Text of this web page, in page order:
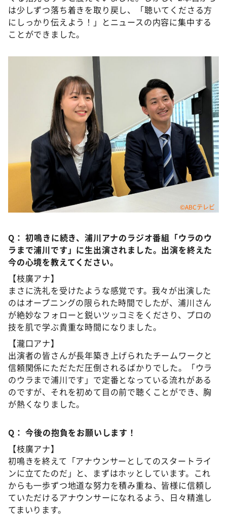
は少しずつ落ち着きを取り戻し、「聴いてくださる方
にしっかり伝えよう！」とニュースの内容に集中する
ことができました。
©ABCテレビ
Q： 初鳴きに続き、浦川アナのラジオ番組「ウラのウ
ラまで浦川です」に生出演されました。出演を終えた
今の心境を教えてください。
【枝廣アナ】
まさに洗礼を受けたような感覚です。我々が出演した
のはオープニングの限られた時間でしたが、浦川さん
が絶妙なフォローと鋭いツッコミをくださり、プロの
技を肌で学ぶ貴重な時間になりました。
【瀧口アナ】
出演者の皆さんが長年築き上げられたチームワークと
信頼関係にただただ圧倒されるばかりでした。「ウラ
のウラまで浦川です」で定番となっている流れがある
のですが、それを初めて目の前で聴くことができ、胸
が熱くなりました。
Q： 今後の抱負をお願いします！
【枝廣アナ】
初鳴きを終えて「アナウンサーとしてのスタートライ
ンに立てたのだ」と、まずはホッとしています。これ
からも一歩ずつ地道な努力を積み重ね、皆様に信頼し
ていただけるアナウンサーになれるよう、日々精進し
てまいります。